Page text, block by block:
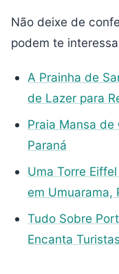
Não deixe de
podem te
A Prainha de
de Lazer para
Praia Mansa
Paraná
Uma Torre
em Umuarama,
Tudo Sobre
Encanta